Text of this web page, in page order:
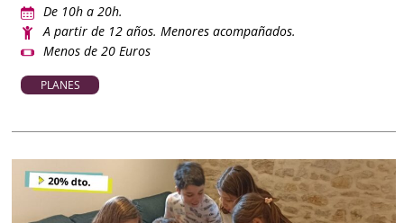
De 10h a 20h.
A partir de 12 años. Menores acompañados.
Menos de 20 Euros
PLANES